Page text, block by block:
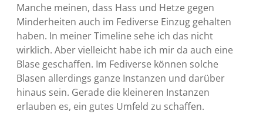
Manche meinen, dass Hass und Hetze gegen
Minderheiten auch im Fediverse Einzug gehalten
haben. In meiner Timeline sehe ich das nicht
wirklich. Aber vielleicht habe ich mir da auch eine
Blase geschaffen. Im Fediverse können solche
Blasen allerdings ganze Instanzen und darüber
hinaus sein. Gerade die kleineren Instanzen
erlauben es, ein gutes Umfeld zu schaffen.